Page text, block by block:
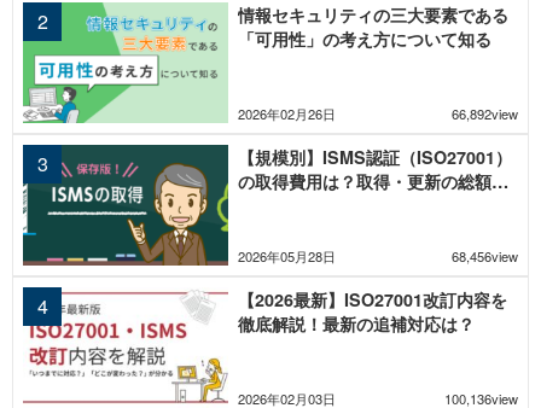
2026年02月26日 66,892view
情報セキュリティの三大要素である
「可用性」の考え方について知る
2026年05月28日 68,456view
【規模別】ISMS認証（ISO27001）
の取得費用は？取得・更新の総額と
2026年02月03日 100,136view
【2026最新】ISO27001改訂内容を
徹底解説！最新の追補対応は？